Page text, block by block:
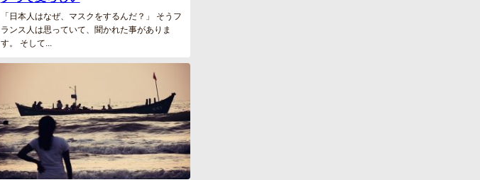
「日本人はなぜ、マスクをするんだ？」 そうフ
ランス人は思っていて、聞かれた事がありま
す。 そして...